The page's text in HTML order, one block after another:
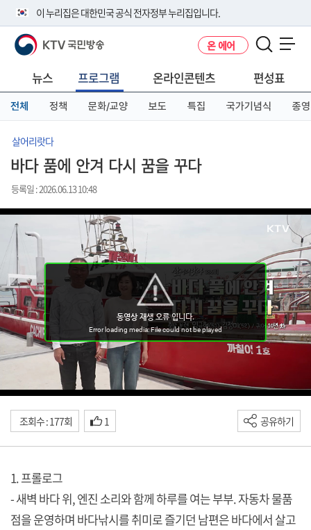
이 누리집은 대한민국 공식 전자정부 누리집입니다.
공식 누리집 주소 확인하기
니다.
이밖에 or.kr 또는 .kr등 다른 도메인 주소를 사용하고 있다면 아래 URL에
서 도메인 주소를 확인해 보세요
KTV 국민방송 온 에어
뉴스 프로그램 온라인콘텐츠 편성표
전체 정책 문화/교양 보도 특집 국가기념식 종영
살어리랏다
바다 품에 안겨 다시 꿈을 꾸다
등록일 : 2026.06.13 10:48
조회수 : 177회 1 공유하기
1. 프롤로그
- 새벽 바다 위, 엔진 소리와 함께 하루를 여는 부부. 자동차 물품
점을 운영하며 바다낚시를 취미로 즐기던 남편은 바다에서 살고